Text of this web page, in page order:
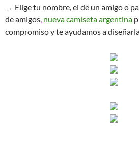
→ Elige tu nombre, el de un amigo o
de amigos, nueva camiseta argentina
compromiso y te ayudamos a